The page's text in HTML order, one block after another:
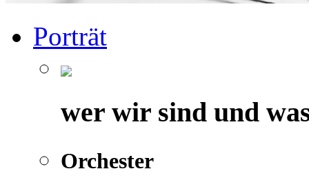
Porträt
wer wir sind und
Orchester